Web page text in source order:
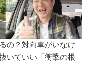
の？対向車がいなけ
いていい「衝撃の根